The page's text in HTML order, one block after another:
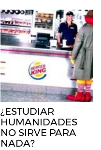
¿ESTUDIAR
HUMANIDADES
NO SIRVE PARA
NADA?